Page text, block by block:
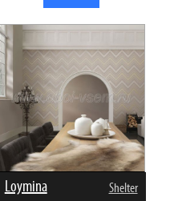
Loymina Shelter